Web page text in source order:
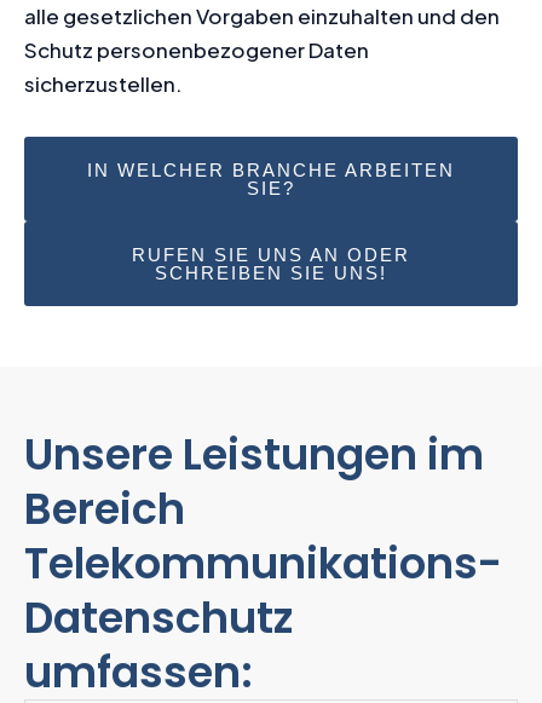
alle gesetzlichen Vorgaben einzuhalten und den
Schutz personenbezogener Daten
sicherzustellen.
IN WELCHER BRANCHE ARBEITEN
SIE?
RUFEN SIE UNS AN ODER
SCHREIBEN SIE UNS!
Unsere Leistungen im
Bereich
Telekommunikations-
Datenschutz
umfassen: